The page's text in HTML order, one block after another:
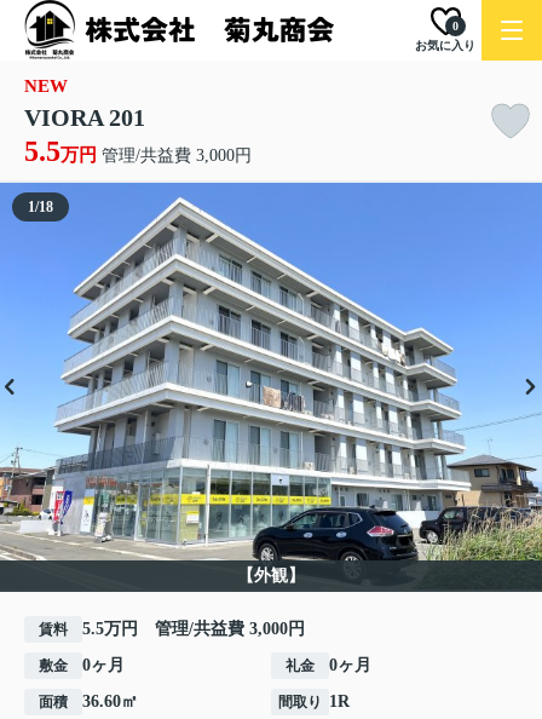
お気に入り
0
NEW
VIORA 201
5.5万円 管理/共益費 3,000円
【外観】
1/18
賃料 5.5万円 管理/共益費 3,000円
敷金 0ヶ月 礼金 0ヶ月
面積 36.60㎡ 間取り 1R